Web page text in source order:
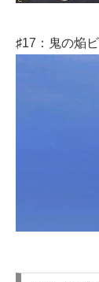
♯17：鬼の焔ビ